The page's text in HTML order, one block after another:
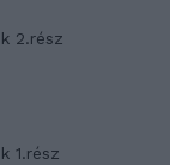
2.rész
1.rész